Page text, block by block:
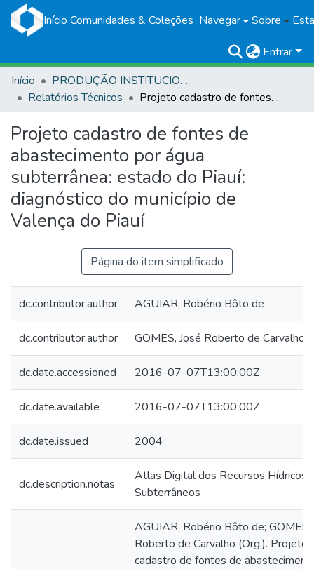
Início Comunidades & Coleções Navegar Sobre
Entrar
Início
PRODUÇÃO INSTITUCIONAL
Relatórios Técnicos
Projeto cadastro de fontes de abastecimento por água subterrânea: estado do Piauí: diagnóstico do município de Valença do Piauí
Projeto cadastro de fontes de
abastecimento por água
subterrânea: estado do Piauí:
diagnóstico do município de
Valença do Piauí
Página do item simplificado
dc.contributor.author AGUIAR, Robério Bôto de
dc.contributor.author GOMES, José Roberto de Carvalho
dc.date.accessioned 2016-07-07T13:00:00Z
dc.date.available 2016-07-07T13:00:00Z
dc.date.issued 2004
dc.description.notas
Atlas Digital dos Recursos Hídricos
Subterrâneos
AGUIAR, Robério Bôto de; GOMES,
Roberto de Carvalho (Org.). Projeto
cadastro de fontes de